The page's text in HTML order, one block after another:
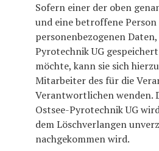
Sofern einer der oben
und eine betroffene
personenbezogenen
Pyrotechnik UG
möchte, kann sie sich
Mitarbeiter des für die
Verantwortlichen wenden.
Ostsee-Pyrotechnik UG
dem Löschverlangen
nachgekommen wird.